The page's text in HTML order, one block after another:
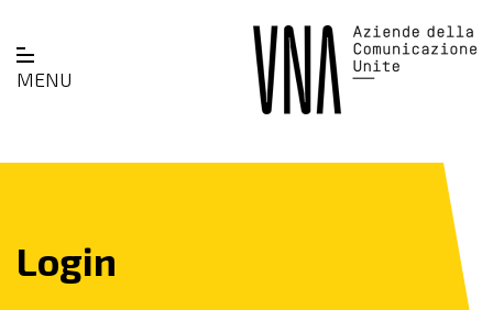
MENU
Login